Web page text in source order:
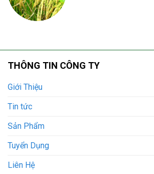
THÔNG TIN CÔNG TY
Giới Thiệu
Tin tức
Sản Phẩm
Tuyển Dụng
Liên Hệ